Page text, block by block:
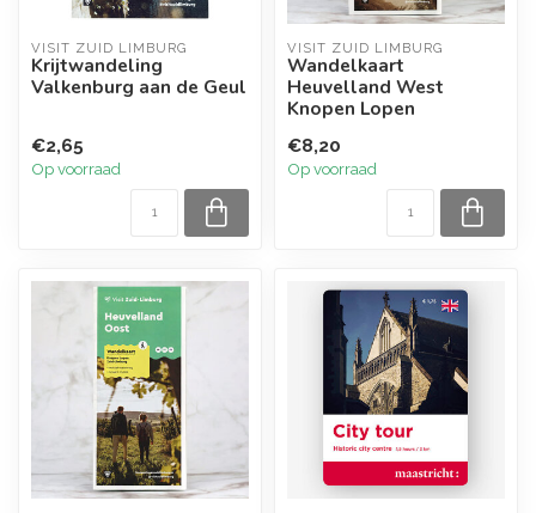
VISIT ZUID LIMBURG
Krijtwandeling
Valkenburg aan de Geul
€2,65
Op voorraad
VISIT ZUID LIMBURG
Wandelkaart
Heuvelland West
Knopen Lopen
€8,20
Op voorraad